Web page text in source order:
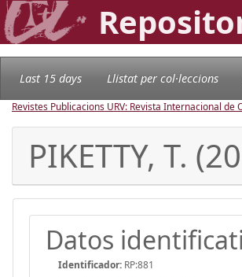
Last 15 days Llistat per col·leccions
Revistes Publicacions URV: Revista Internacional
PIKETTY, T.
Datos
Identificador: RP:881